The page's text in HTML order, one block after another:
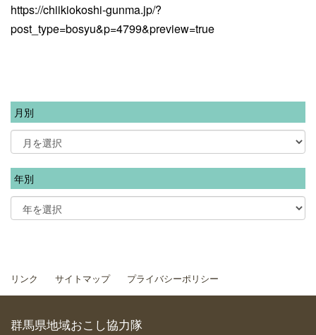
https://chiikiokoshi-gunma.jp/?
post_type=bosyu&p=4799&preview=true
月別
年別
リンク サイトマップ プライバシーポリシー
群馬県地域おこし協力隊